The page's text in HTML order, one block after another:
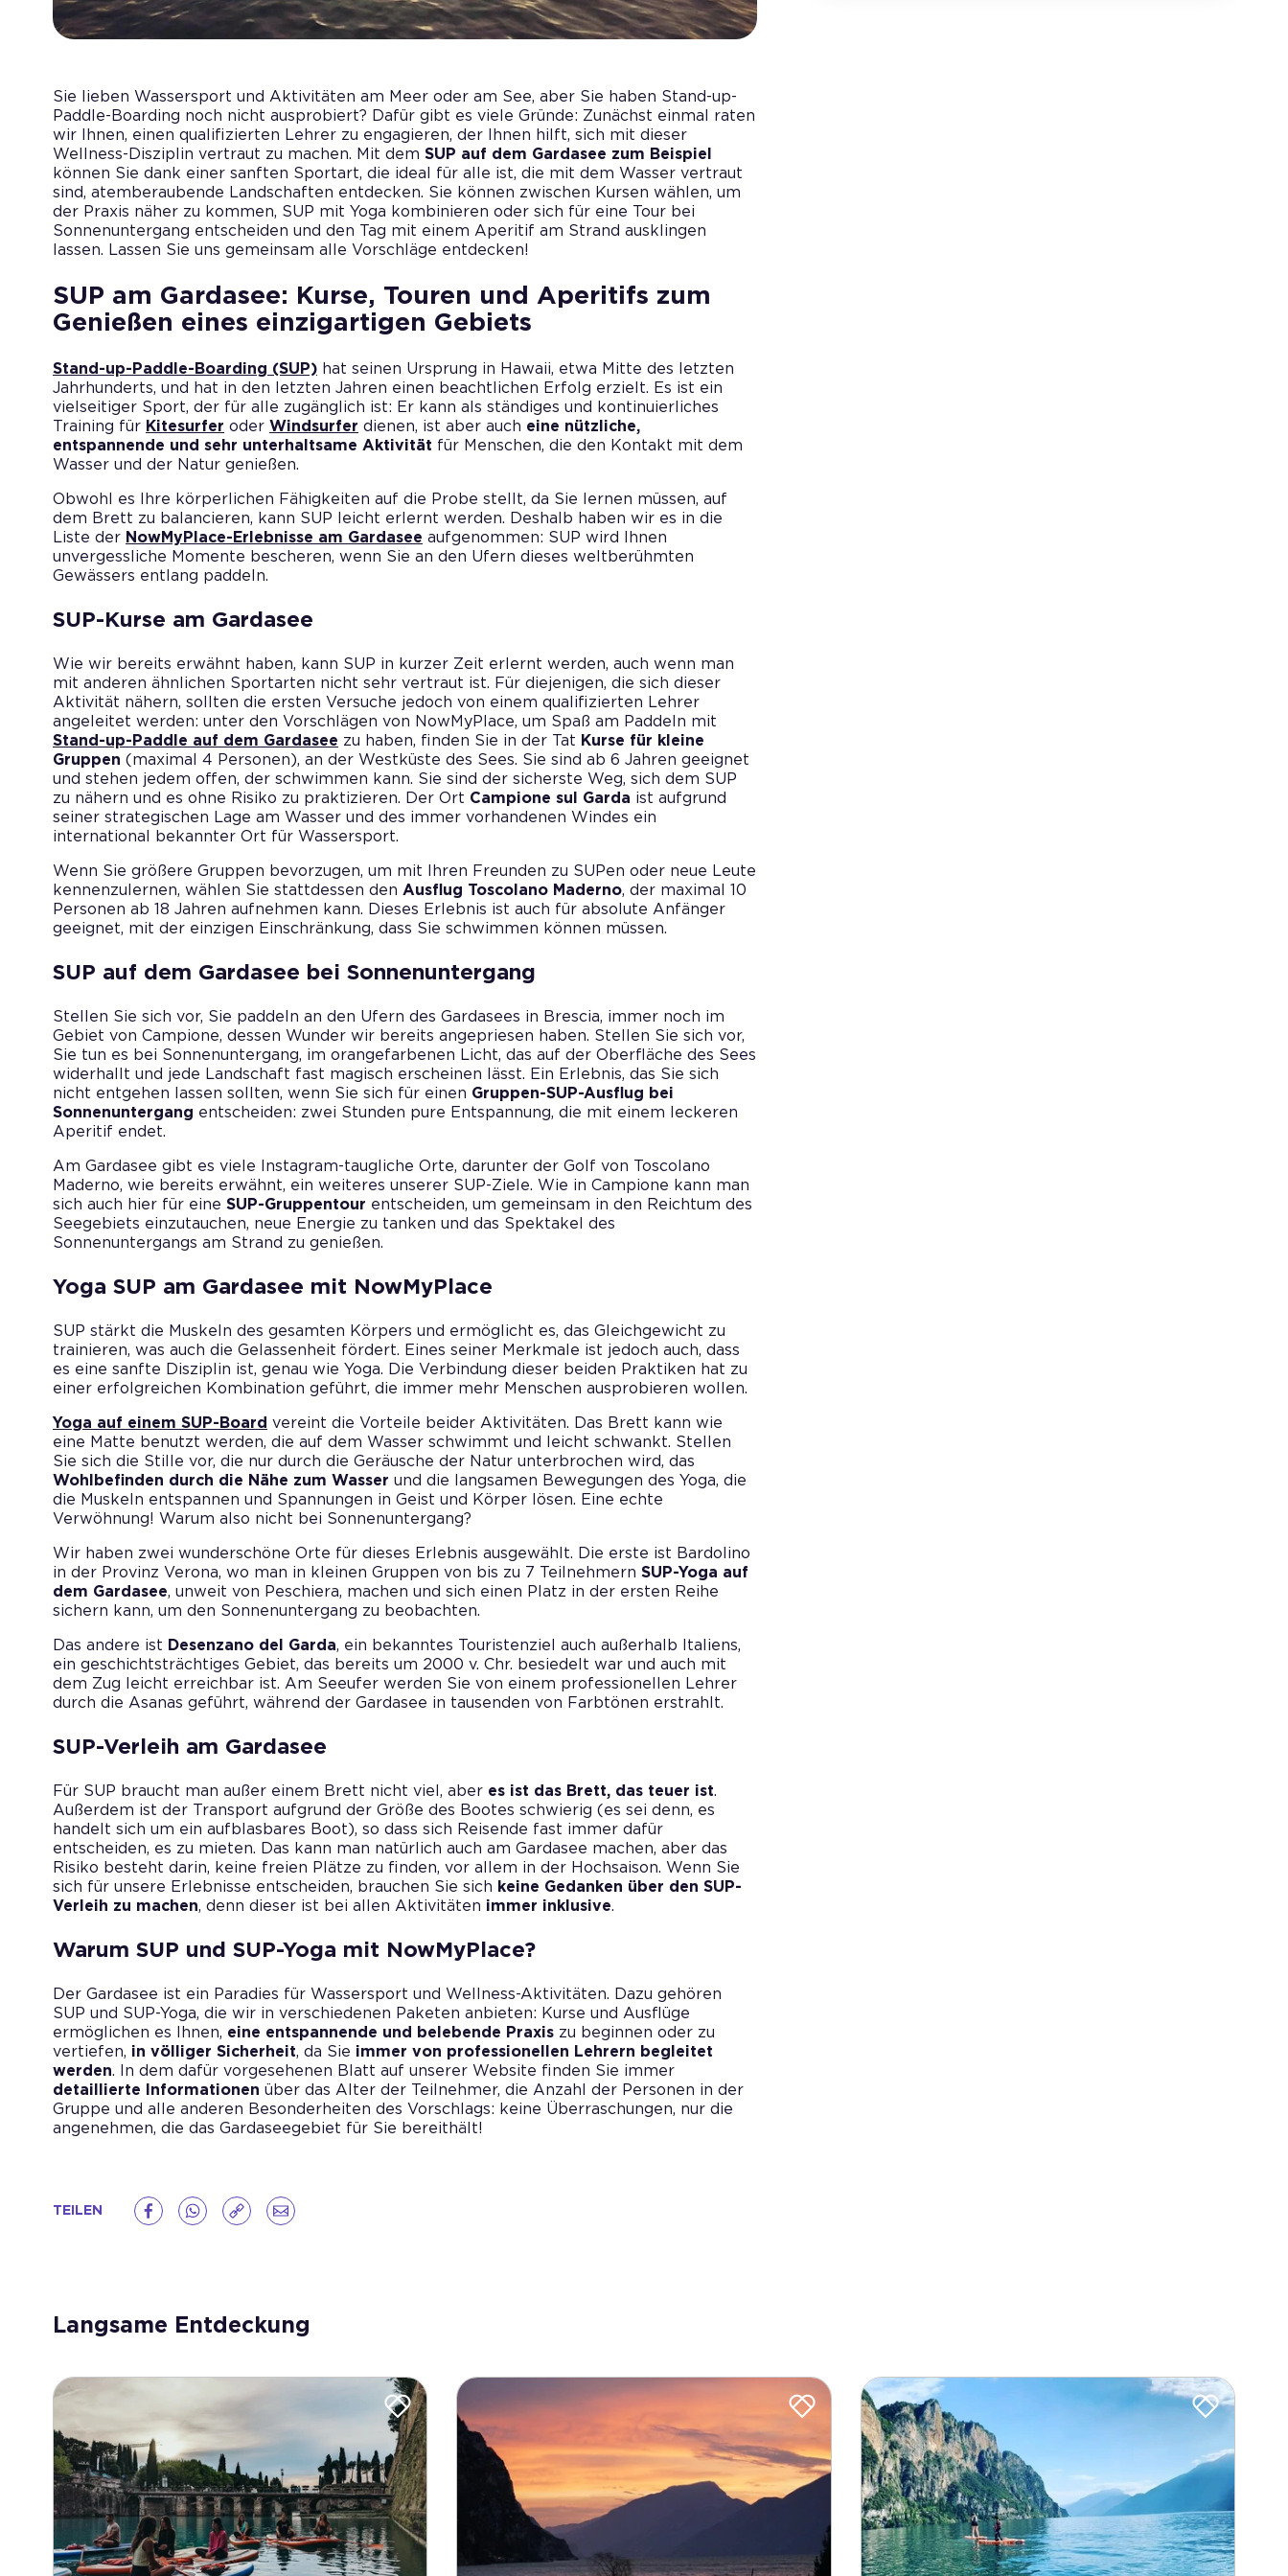
Sie lieben Wassersport und Aktivitäten am Meer oder am See, aber Sie haben Stand-up-
Paddle-Boarding noch nicht ausprobiert? Dafür gibt es viele Gründe: Zunächst einmal raten
wir Ihnen, einen qualifizierten Lehrer zu engagieren, der Ihnen hilft, sich mit dieser
Wellness-Disziplin vertraut zu machen. Mit dem SUP auf dem Gardasee zum Beispiel
können Sie dank einer sanften Sportart, die ideal für alle ist, die mit dem Wasser vertraut
sind, atemberaubende Landschaften entdecken. Sie können zwischen Kursen wählen, um
der Praxis näher zu kommen, SUP mit Yoga kombinieren oder sich für eine Tour bei
Sonnenuntergang entscheiden und den Tag mit einem Aperitif am Strand ausklingen
lassen. Lassen Sie uns gemeinsam alle Vorschläge entdecken!
SUP am Gardasee: Kurse, Touren und Aperitifs zum
Genießen eines einzigartigen Gebiets
Stand-up-Paddle-Boarding (SUP) hat seinen Ursprung in Hawaii, etwa Mitte des letzten
Jahrhunderts, und hat in den letzten Jahren einen beachtlichen Erfolg erzielt. Es ist ein
vielseitiger Sport, der für alle zugänglich ist: Er kann als ständiges und kontinuierliches
Training für Kitesurfer oder Windsurfer dienen, ist aber auch eine nützliche,
entspannende und sehr unterhaltsame Aktivität für Menschen, die den Kontakt mit dem
Wasser und der Natur genießen.
Obwohl es Ihre körperlichen Fähigkeiten auf die Probe stellt, da Sie lernen müssen, auf
dem Brett zu balancieren, kann SUP leicht erlernt werden. Deshalb haben wir es in die
Liste der NowMyPlace-Erlebnisse am Gardasee aufgenommen: SUP wird Ihnen
unvergessliche Momente bescheren, wenn Sie an den Ufern dieses weltberühmten
Gewässers entlang paddeln.
SUP-Kurse am Gardasee
Wie wir bereits erwähnt haben, kann SUP in kurzer Zeit erlernt werden, auch wenn man
mit anderen ähnlichen Sportarten nicht sehr vertraut ist. Für diejenigen, die sich dieser
Aktivität nähern, sollten die ersten Versuche jedoch von einem qualifizierten Lehrer
angeleitet werden: unter den Vorschlägen von NowMyPlace, um Spaß am Paddeln mit
Stand-up-Paddle auf dem Gardasee zu haben, finden Sie in der Tat Kurse für kleine
Gruppen (maximal 4 Personen), an der Westküste des Sees. Sie sind ab 6 Jahren geeignet
und stehen jedem offen, der schwimmen kann. Sie sind der sicherste Weg, sich dem SUP
zu nähern und es ohne Risiko zu praktizieren. Der Ort Campione sul Garda ist aufgrund
seiner strategischen Lage am Wasser und des immer vorhandenen Windes ein
international bekannter Ort für Wassersport.
Wenn Sie größere Gruppen bevorzugen, um mit Ihren Freunden zu SUPen oder neue Leute
kennenzulernen, wählen Sie stattdessen den Ausflug Toscolano Maderno, der maximal 10
Personen ab 18 Jahren aufnehmen kann. Dieses Erlebnis ist auch für absolute Anfänger
geeignet, mit der einzigen Einschränkung, dass Sie schwimmen können müssen.
SUP auf dem Gardasee bei Sonnenuntergang
Stellen Sie sich vor, Sie paddeln an den Ufern des Gardasees in Brescia, immer noch im
Gebiet von Campione, dessen Wunder wir bereits angepriesen haben. Stellen Sie sich vor,
Sie tun es bei Sonnenuntergang, im orangefarbenen Licht, das auf der Oberfläche des Sees
widerhallt und jede Landschaft fast magisch erscheinen lässt. Ein Erlebnis, das Sie sich
nicht entgehen lassen sollten, wenn Sie sich für einen Gruppen-SUP-Ausflug bei
Sonnenuntergang entscheiden: zwei Stunden pure Entspannung, die mit einem leckeren
Aperitif endet.
Am Gardasee gibt es viele Instagram-taugliche Orte, darunter der Golf von Toscolano
Maderno, wie bereits erwähnt, ein weiteres unserer SUP-Ziele. Wie in Campione kann man
sich auch hier für eine SUP-Gruppentour entscheiden, um gemeinsam in den Reichtum des
Seegebiets einzutauchen, neue Energie zu tanken und das Spektakel des
Sonnenuntergangs am Strand zu genießen.
Yoga SUP am Gardasee mit NowMyPlace
SUP stärkt die Muskeln des gesamten Körpers und ermöglicht es, das Gleichgewicht zu
trainieren, was auch die Gelassenheit fördert. Eines seiner Merkmale ist jedoch auch, dass
es eine sanfte Disziplin ist, genau wie Yoga. Die Verbindung dieser beiden Praktiken hat zu
einer erfolgreichen Kombination geführt, die immer mehr Menschen ausprobieren wollen.
Yoga auf einem SUP-Board vereint die Vorteile beider Aktivitäten. Das Brett kann wie
eine Matte benutzt werden, die auf dem Wasser schwimmt und leicht schwankt. Stellen
Sie sich die Stille vor, die nur durch die Geräusche der Natur unterbrochen wird, das
Wohlbefinden durch die Nähe zum Wasser und die langsamen Bewegungen des Yoga, die
die Muskeln entspannen und Spannungen in Geist und Körper lösen. Eine echte
Verwöhnung! Warum also nicht bei Sonnenuntergang?
Wir haben zwei wunderschöne Orte für dieses Erlebnis ausgewählt. Die erste ist Bardolino
in der Provinz Verona, wo man in kleinen Gruppen von bis zu 7 Teilnehmern SUP-Yoga auf
dem Gardasee, unweit von Peschiera, machen und sich einen Platz in der ersten Reihe
sichern kann, um den Sonnenuntergang zu beobachten.
Das andere ist Desenzano del Garda, ein bekanntes Touristenziel auch außerhalb Italiens,
ein geschichtsträchtiges Gebiet, das bereits um 2000 v. Chr. besiedelt war und auch mit
dem Zug leicht erreichbar ist. Am Seeufer werden Sie von einem professionellen Lehrer
durch die Asanas geführt, während der Gardasee in tausenden von Farbtönen erstrahlt.
SUP-Verleih am Gardasee
Für SUP braucht man außer einem Brett nicht viel, aber es ist das Brett, das teuer ist.
Außerdem ist der Transport aufgrund der Größe des Bootes schwierig (es sei denn, es
handelt sich um ein aufblasbares Boot), so dass sich Reisende fast immer dafür
entscheiden, es zu mieten. Das kann man natürlich auch am Gardasee machen, aber das
Risiko besteht darin, keine freien Plätze zu finden, vor allem in der Hochsaison. Wenn Sie
sich für unsere Erlebnisse entscheiden, brauchen Sie sich keine Gedanken über den SUP-
Verleih zu machen, denn dieser ist bei allen Aktivitäten immer inklusive.
Warum SUP und SUP-Yoga mit NowMyPlace?
Der Gardasee ist ein Paradies für Wassersport und Wellness-Aktivitäten. Dazu gehören
SUP und SUP-Yoga, die wir in verschiedenen Paketen anbieten: Kurse und Ausflüge
ermöglichen es Ihnen, eine entspannende und belebende Praxis zu beginnen oder zu
vertiefen, in völliger Sicherheit, da Sie immer von professionellen Lehrern begleitet
werden. In dem dafür vorgesehenen Blatt auf unserer Website finden Sie immer
detaillierte Informationen über das Alter der Teilnehmer, die Anzahl der Personen in der
Gruppe und alle anderen Besonderheiten des Vorschlags: keine Überraschungen, nur die
angenehmen, die das Gardaseegebiet für Sie bereithält!
TEILEN
Langsame Entdeckung